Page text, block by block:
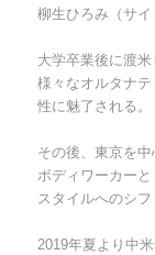
柳生ひろみ（サイ
大学卒業後に渡米
様々なオルタナ
性に魅了される。
その後、東京を
ボディワーカー
スタイルへのシフ
2019年夏より中